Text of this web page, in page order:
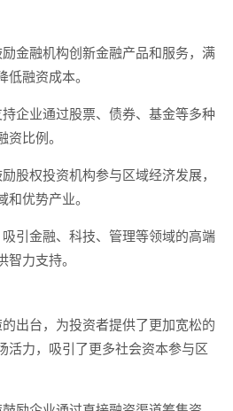
金融机构创新金融产品和服务，满
低融资成本。
企业通过股票、债券、基金等多种
资比例。
股权投资机构参与区域经济发展，
和优势产业。
引金融、科技、管理等领域的高端
智力支持。
出台，为投资者提供了更加宽松的
活力，吸引了更多社会资本参与区